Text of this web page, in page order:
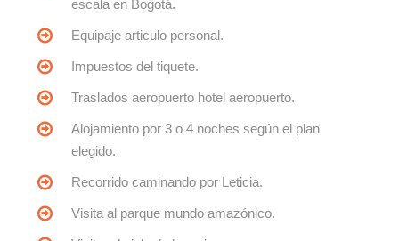
escala en Bogotá.
Equipaje articulo personal.
Impuestos del tiquete.
Traslados aeropuerto hotel aeropuerto.
Alojamiento por 3 o 4 noches según el plan
elegido.
Recorrido caminando por Leticia.
Visita al parque mundo amazónico.